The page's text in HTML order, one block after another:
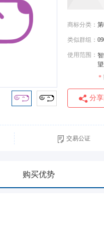
商标分类：
类似群组：
使用范围：
*
分
交易公证
购买优势